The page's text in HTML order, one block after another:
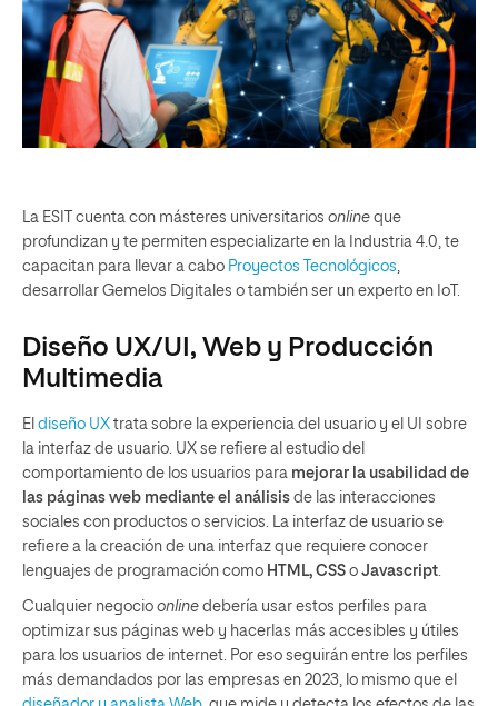
La ESIT cuenta con másteres universitarios online que
profundizan y te permiten especializarte en la Industria 4.0, te
capacitan para llevar a cabo Proyectos Tecnológicos,
desarrollar Gemelos Digitales o también ser un experto en IoT.
Diseño UX/UI, Web y Producción
Multimedia
El diseño UX trata sobre la experiencia del usuario y el UI sobre
la interfaz de usuario. UX se refiere al estudio del
comportamiento de los usuarios para mejorar la usabilidad de
las páginas web mediante el análisis de las interacciones
sociales con productos o servicios. La interfaz de usuario se
refiere a la creación de una interfaz que requiere conocer
lenguajes de programación como HTML, CSS o Javascript.
Cualquier negocio online debería usar estos perfiles para
optimizar sus páginas web y hacerlas más accesibles y útiles
para los usuarios de internet. Por eso seguirán entre los perfiles
más demandados por las empresas en 2023, lo mismo que el